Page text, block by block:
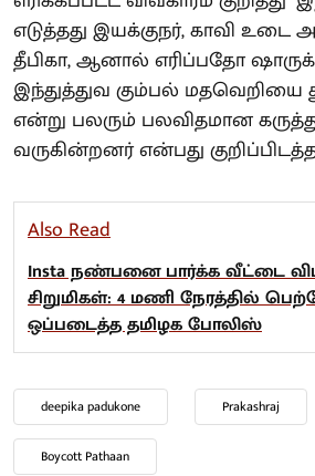
எடுத்தது இயக்குநர், காவி உடை
தீபிகா, ஆனால் எரிப்பதோ ஷாருக்
இந்துத்துவ கும்பல் மதவெறியை
என்று பலரும் பலவிதமான
வருகின்றனர் என்பது
Also Read
Insta நண்பனை பார்க்க வீட்டை
சிறுமிகள்: 4 மணி நேரத்தில்
ஒப்படைத்த தமிழக போலிஸ்
deepika padukone Prakashraj
Boycott Pathaan